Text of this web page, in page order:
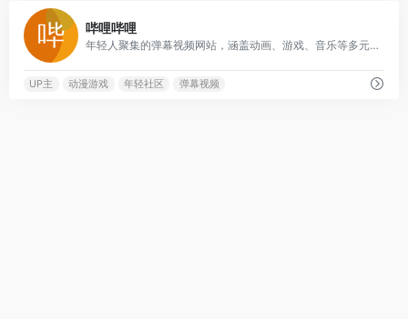
哔哩哔哩
年轻人聚集的弹幕视频网站，涵盖动画、游戏、音乐等多元内容
UP主 动漫游戏 年轻社区 弹幕视频